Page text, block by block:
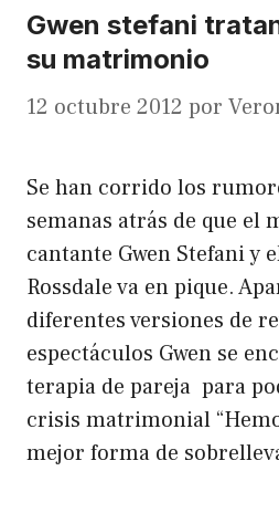
Gwen stefani
su matrimonio
12 octubre 2012 por
Se han corrido los
semanas atrás de que
cantante Gwen Stefani y
Rossdale va en pique.
diferentes versiones de
espectáculos Gwen se
terapia de pareja para
crisis matrimonial
mejor forma de